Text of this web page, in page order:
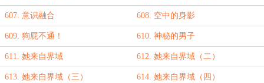
607. 意识融合 608. 空中的身影
609. 狗屁不通！ 610. 神秘的男子
611. 她来自界域 612. 她来自界域（二）
613. 她来自界域（三） 614. 她来自界域（四）